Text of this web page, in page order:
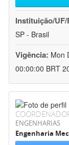
Instituição/UF/
SP - Brasil
Vigência: Mon
00:00:00 BRT
ENGENHARIAS
Engenharia